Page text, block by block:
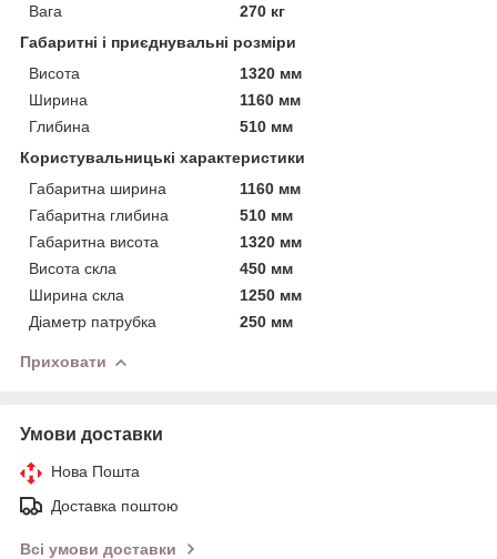
Вага
270 кг
Габаритні і приєднувальні розміри
Висота
1320 мм
Ширина
1160 мм
Глибина
510 мм
Користувальницькі характеристики
Габаритна ширина
1160 мм
Габаритна глибина
510 мм
Габаритна висота
1320 мм
Висота скла
450 мм
Ширина скла
1250 мм
Діаметр патрубка
250 мм
Приховати
Умови доставки
Нова Пошта
Доставка поштою
Всі умови доставки